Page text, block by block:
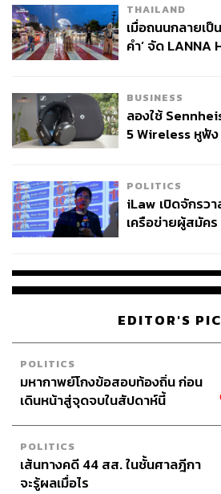
THAILAND
เมื่อถนนกลายเป็
คำ’ จัด LANNA
BUSINESS
ลองใช้
5 Wireless หูฟั
POLITICS
iLaw เปิดจักรว
เครือข่ายผู้สมัค
EDITOR'S
POLITICS
มหากาพย์โกงข้อสอบท้องถิ่น ก่อน
เดินหน้าสู่จุดจบในสัปดาห์นี้
POLITICS
เส้นทางคดี 44 สส. ในชั้นศาลฎีกา
จะรู้ผลเมื่อไร